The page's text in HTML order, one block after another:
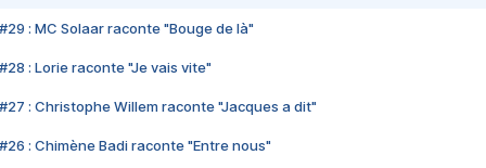
#29 : MC Solaar raconte "Bouge de là"
#28 : Lorie raconte "Je vais vite"
#27 : Christophe Willem raconte "Jacques a dit"
#26 : Chimène Badi raconte "Entre nous"